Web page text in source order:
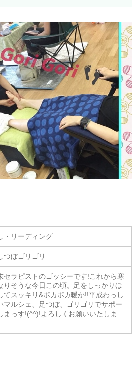
・リーディング
つぼゴリゴリ
セラピストのゴッシーです!これから寒
りそうな今日この頃。足をしっかりほ
てスッキリ&ポカポカ暖か!!平成わっし
マルシェ、足つぼ、ゴリゴリでサポー
まっす!(^^)!よろしくお願いいたしま